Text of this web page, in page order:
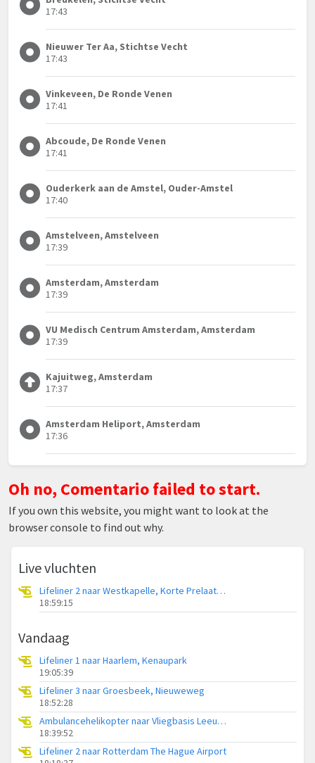
17:43
Nieuwer Ter Aa, Stichtse Vecht
17:43
Vinkeveen, De Ronde Venen
17:41
Abcoude, De Ronde Venen
17:41
Ouderkerk aan de Amstel, Ouder-Amstel
17:40
Amstelveen, Amstelveen
17:39
Amsterdam, Amsterdam
17:39
VU Medisch Centrum Amsterdam, Amsterdam
17:39
Kajuitweg, Amsterdam
17:37
Amsterdam Heliport, Amsterdam
17:36
Oh no, Comentario failed to start.
If you own this website, you might want to look at the
browser console to find out why.
Live vluchten
Lifeliner 2 naar Westkapelle, Korte Prelaatweg
18:59:15
Vandaag
Lifeliner 1 naar Haarlem, Kenaupark
19:05:39
Lifeliner 3 naar Groesbeek, Nieuweweg
18:52:28
Ambulancehelikopter naar Vliegbasis Leeuwarden
18:39:52
Lifeliner 2 naar Rotterdam The Hague Airport